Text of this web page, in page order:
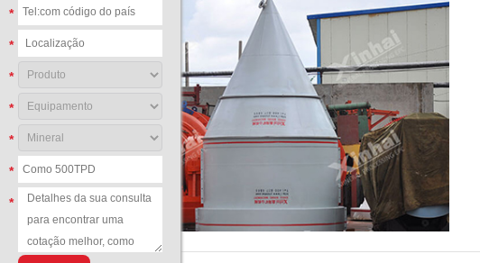
*
*
*
*
*
*
*